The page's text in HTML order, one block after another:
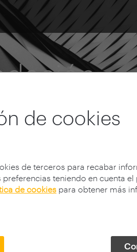
de cookies
de terceros para recabar
preferencias teniendo en cuenta
de cookies para obtener más